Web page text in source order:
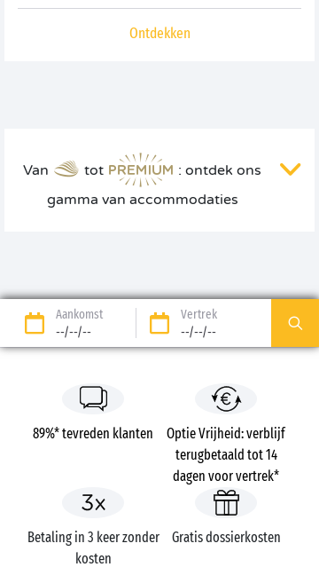
Ontdekken
Van tot
: ontdek ons
gamma van accommodaties
Aankomst
--/--/--
Vertrek
--/--/--
89%* tevreden klanten
Optie Vrijheid: verblijf
terugbetaald tot 14
dagen voor vertrek*
Betaling in 3 keer zonder
kosten
Gratis dossierkosten